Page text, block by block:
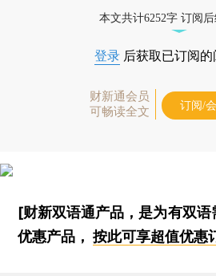
本文共计6252字 订阅
登录 后获取已订阅
财新通会员
可畅读全文
订阅/
[财新双语通产品，是为有双
优惠产品，按此可享超值优惠